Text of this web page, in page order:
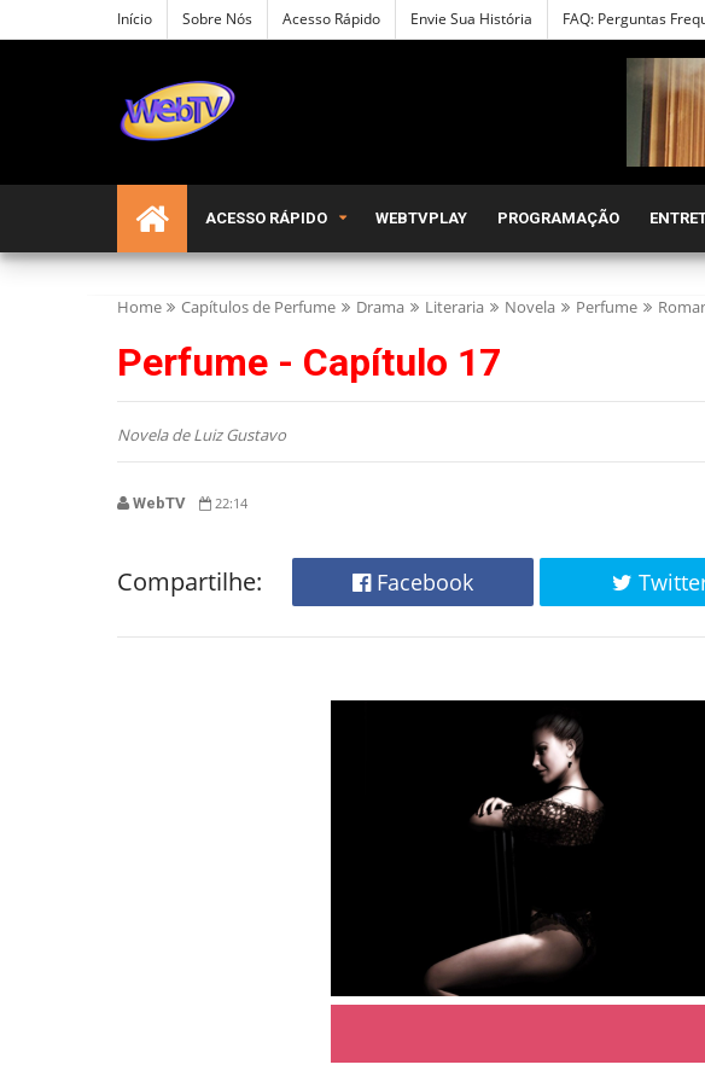
Início Sobre Nós Acesso Rápido Envie Sua História FAQ: Perguntas
ACESSO RÁPIDO WEBTVPLAY PROGRAMAÇÃO
Home Capítulos de Perfume Drama Literaria Novela Perfume
Perfume - Capítulo 17
Novela de Luiz Gustavo
WebTV 22:14
Compartilhe: Facebook